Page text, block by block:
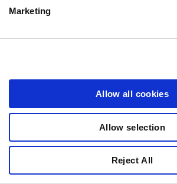
Marketing
Allow all cookies
Allow selection
Reject All
BOZITA
MSC LACHS